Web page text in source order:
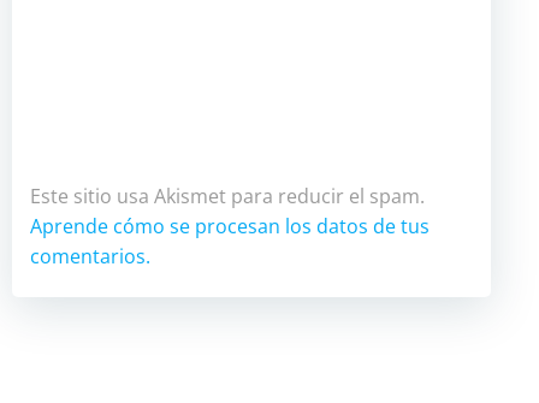
Este sitio usa Akismet para reducir el spam.
Aprende cómo se procesan los datos de tus
comentarios.